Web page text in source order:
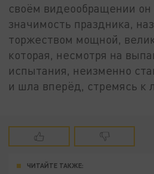
своём видеообращении он
значимость праздника,
торжеством мощной,
которая, несмотря на
испытания, неизменно
и шла вперёд, стремясь к
ЧИТАЙТЕ ТАКЖЕ: